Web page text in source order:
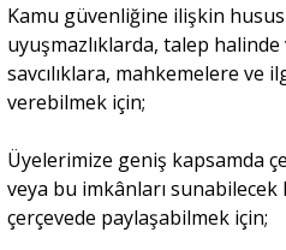
Dosya
Ankara
Kamu güvenliğine ilişkin
uyuşmazlıklarda, talep
savcılıklara, mahkemelere ve
verebilmek için;
Üyelerimize geniş kapsamda
veya bu imkânları
çerçevede paylaşabilmek için;